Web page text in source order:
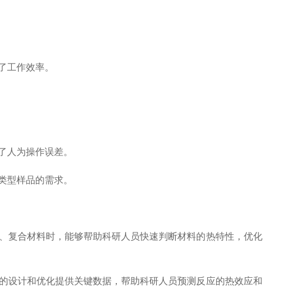
作效率。
为操作误差。
样品的需求。
合材料时，能够帮助科研人员快速判断材料的热特性，优化
计和优化提供关键数据，帮助科研人员预测反应的热效应和